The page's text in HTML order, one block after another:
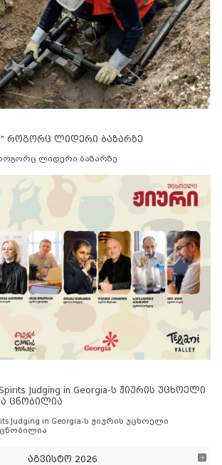
როგორც ლიდერი ბაზარზე
ლიდერი ბაზარზე
Spirits Judging in Georgia-ს ჟიურის უცხოელი
ცნობილია
Judging in Georgia-ს ჟიურის უცხოელი
ცნობილია
აგვისტო 2026